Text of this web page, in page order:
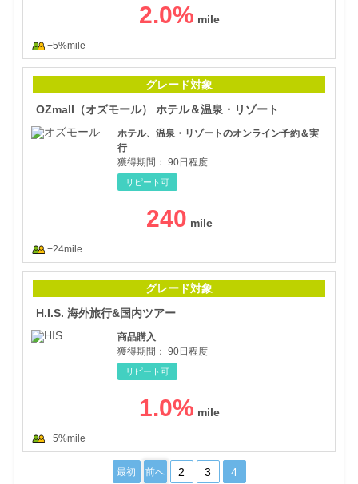
2.0%
+5%mile
グレード対象
OZmall（オズモール） ホテル＆温泉・リゾート
ホテル、温泉・リゾートのオンライン予約＆実
行
獲得期間： 90日程度
リピート可
240
+24mile
グレード対象
H.I.S. 海外旅行&国内ツアー
商品購入
獲得期間： 90日程度
リピート可
1.0%
+5%mile
最初 前へ 2 3 4